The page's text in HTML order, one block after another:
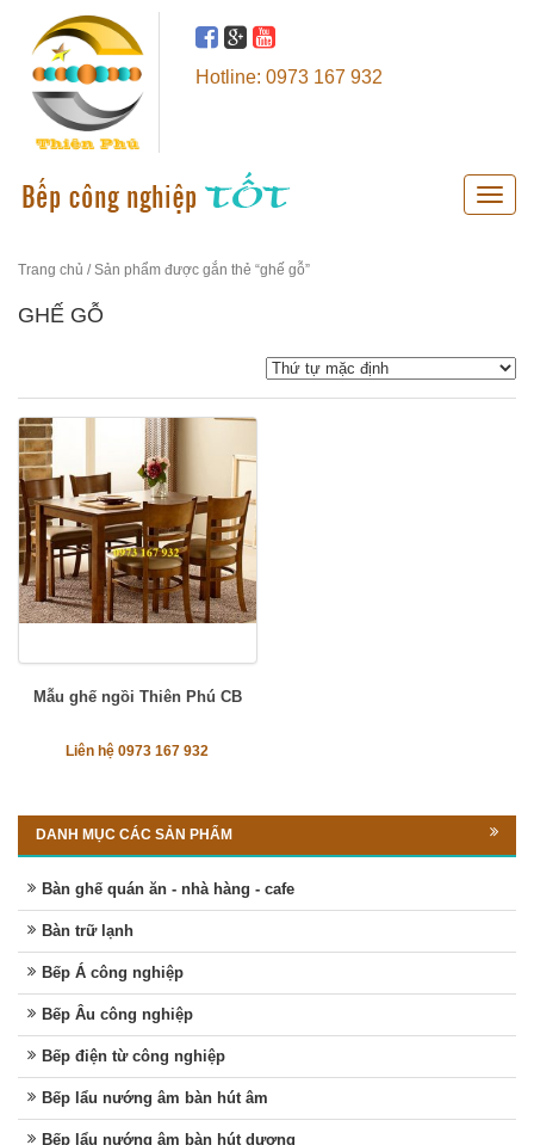
Hotline: 0973 167 932
Toggle
Trang chủ / Sản phẩm được gắn thẻ “ghế gỗ”
GHẾ GỖ
Mẫu ghế ngồi Thiên Phú CB
Liên hệ 0973 167 932
DANH MỤC CÁC SẢN PHẨM
Bàn ghế quán ăn - nhà hàng - cafe
Bàn trữ lạnh
Bếp Á công nghiệp
Bếp Âu công nghiệp
Bếp điện từ công nghiệp
Bếp lẩu nướng âm bàn hút âm
Bếp lẩu nướng âm bàn hút dương